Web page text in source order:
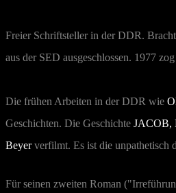
Freier Schriftsteller in der DDR.
aus der SED ausgeschlossen. 1977
Die frühen Arbeiten in der DDR wie
Geschichten. Die Geschichte JACOB,
Beyerverfilmt. Es ist die unpathetisch
Für seinen zweiten Roman